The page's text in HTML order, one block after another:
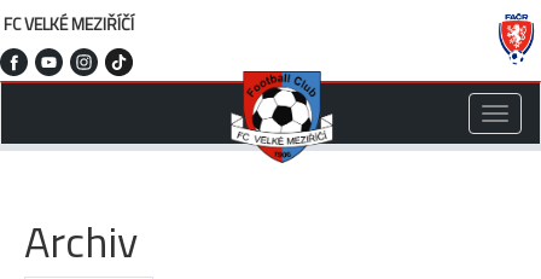
FC VELKÉ MEZIŘÍČÍ
Toggle
Archiv